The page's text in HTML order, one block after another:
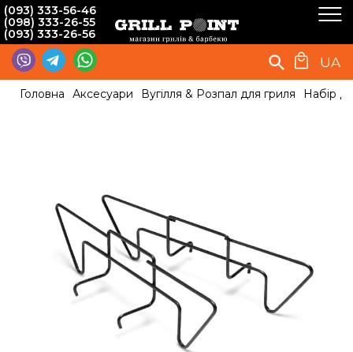
(093) 333-56-46
(098) 333-26-55
(093) 333-26-56
UA
Головна Аксесуари Вугілля & Розпал для гриля Набір